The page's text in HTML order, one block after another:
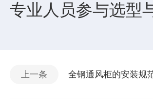
专业人员参与选型
上一条 全钢通风柜的安装规